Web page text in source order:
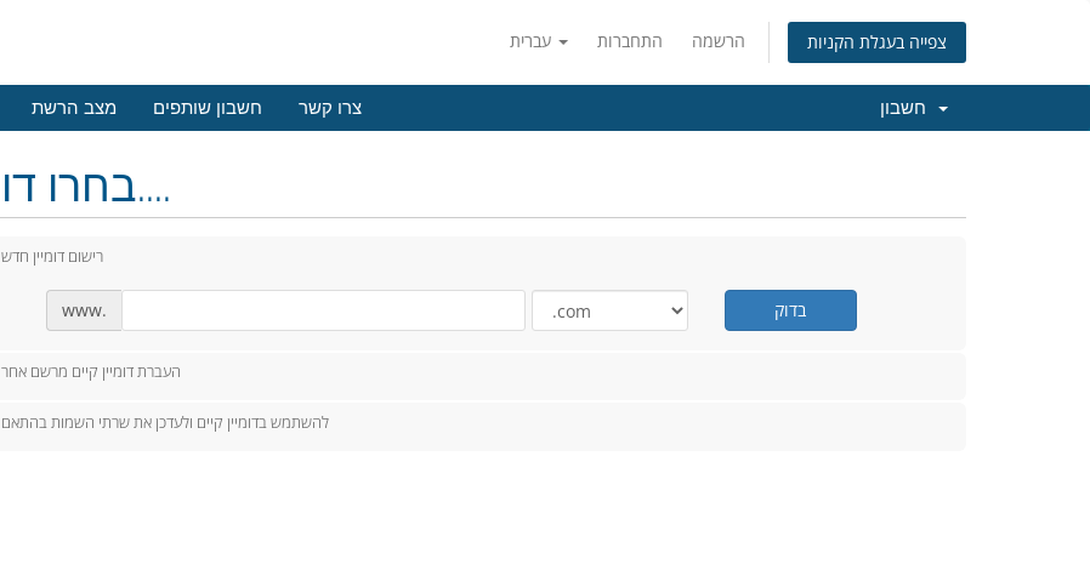
התחברות הרשמה צפייה בעגלת הקניות
מצב הרשת חשבון שותפים צרו קשר
בחרו דומיין....
רישום דומיין חדש
www. בדוק
העברת דומיין קיים מרשם אחר
להשתמש בדומיין קיים ולעדכן את שרתי השמות בהתאם